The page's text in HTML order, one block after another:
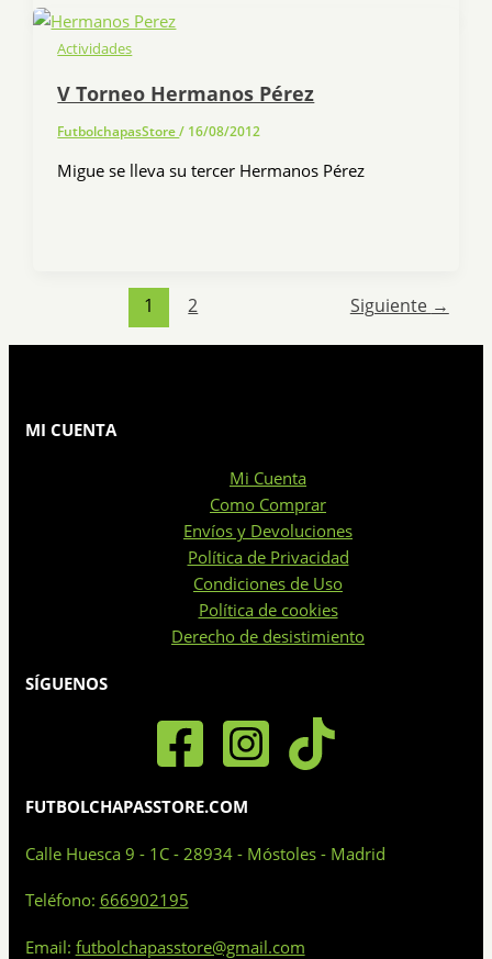
Actividades
V Torneo Hermanos Pérez
FutbolchapasStore/ 16/08/2012
Migue se lleva su tercer Hermanos Pérez
1 2 Siguiente →
MI CUENTA
Mi Cuenta
Como Comprar
Envíos y Devoluciones
Política de Privacidad
Condiciones de Uso
Política de cookies
Derecho de desistimiento
SÍGUENOS
FUTBOLCHAPASSTORE.COM
Calle Huesca 9 - 1C - 28934 - Móstoles - Madrid
Teléfono: 666902195
Email: futbolchapasstore@gmail.com